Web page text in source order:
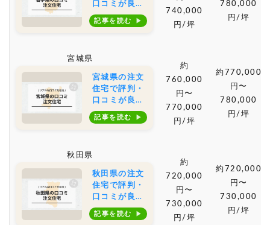
口コミが良い
おすすめの建
築会社・工務
相場もご紹介
記事を読む
740,000
円/坪
780,000
円/坪
宮城県
宮城県の注文
住宅で評判・
口コミが良い
おすすめの建
築会社・工務
相場もご紹介
記事を読む
約
760,000
円〜
770,000
円/坪
約770,000
円〜
780,000
円/坪
秋田県
秋田県の注文
住宅で評判・
口コミが良い
おすすめの建
築会社・工務
記事を読む
約
720,000
円〜
730,000
円/坪
約720,000
円〜
730,000
円/坪